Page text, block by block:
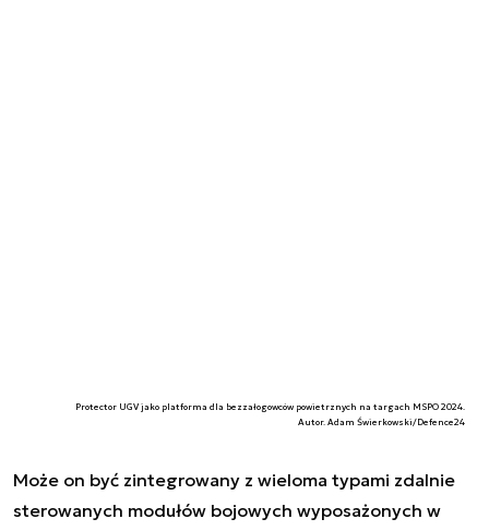
Protector UGV jako platforma dla bezzałogowców powietrznych na targach MSPO 2024.
Autor. Adam Świerkowski/Defence24
Może on być zintegrowany z wieloma typami zdalnie
sterowanych modułów bojowych wyposażonych w